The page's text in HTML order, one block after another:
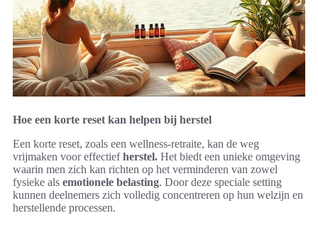
Hoe een korte reset kan helpen bij herstel
Een korte reset, zoals een wellness-retraite, kan de weg
vrijmaken voor effectiefherstel. Het biedt een unieke omgeving
waarin men zich kan richten op het verminderen van zowel
fysieke als emotionele belasting. Door deze speciale setting
kunnen deelnemers zich volledig concentreren op hun welzijn en
herstellende processen.